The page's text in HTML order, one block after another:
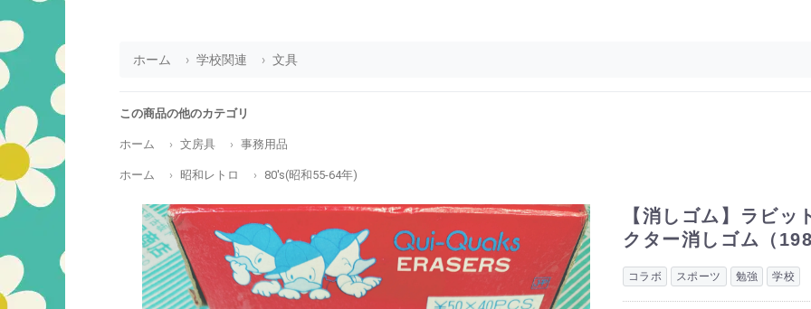
ホーム 学校関連 文具
この商品の他のカテゴリ
ホーム 文房具 事務用品
ホーム 昭和レトロ 80's(昭和55-64年)
【消しゴム】ラビ
クター消しゴム（
コラボ スポーツ 勉強 学校